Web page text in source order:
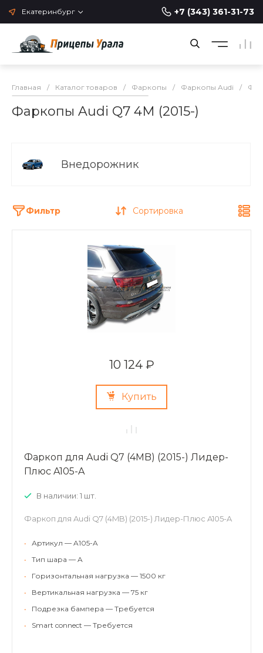
Екатеринбург +7 (343) 361-31-73
Главная / Каталог товаров / Фаркопы / Фаркопы Audi /
Фаркопы Audi Q7 4M (2015-)
Внедорожник
Фильтр Сортировка
10 124 ₽
Купить
Фаркоп для Audi Q7 (4MB) (2015-) Лидер-
Плюс A105-A
В наличии: 1 шт.
Фаркоп для Audi Q7 (4MB) (2015-) Лидер-Плюс A105-A
•
Артикул — A105-A
•
Тип шара — A
•
Горизонтальная нагрузка — 1500 кг
•
Вертикальная нагрузка — 75 кг
•
Подрезка бампера — Требуется
•
Smart connect — Требуется